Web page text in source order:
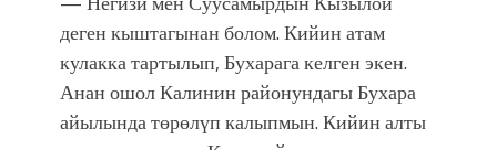
деген кыштагынан болом. Кийин атам
кулакка тартылып, Бухарага келген экен.
Анан ошол Калинин районундагы Бухара
айылында төрөлүп калыпмын. Кийин алты